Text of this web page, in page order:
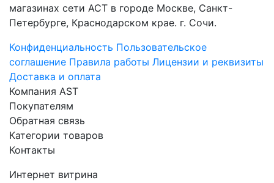
магазинах сети АСТ в городе Москве, Санкт-
Петербурге, Краснодарском крае. г. Сочи.
Конфиденциальность Пользовательское
соглашение Правила работы Лицензии и реквизиты
Доставка и оплата
Компания AST
Покупателям
Обратная связь
Категории товаров
Контакты
Интернет витрина